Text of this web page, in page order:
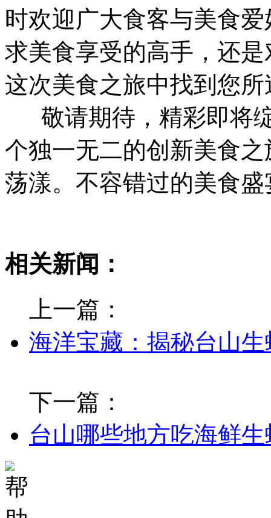
时欢迎广大食客与美食
求美食享受的高手，还
这次美食之旅中找到您
敬请期待，精彩即将
个独一无二的创新美食
荡漾。不容错过的美食
相关新闻：
上一篇：
海洋宝藏：揭秘台山
下一篇：
台山哪些地方吃海鲜